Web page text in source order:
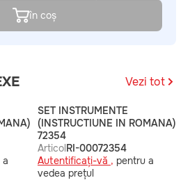
în coș
Vezi tot
a
SET INSTRUMENTE
(INSTRUCTIUNE IN ROMANA)
72354
ArticolRI-00072354
Autentificați-vă , pentru a
vedea prețul